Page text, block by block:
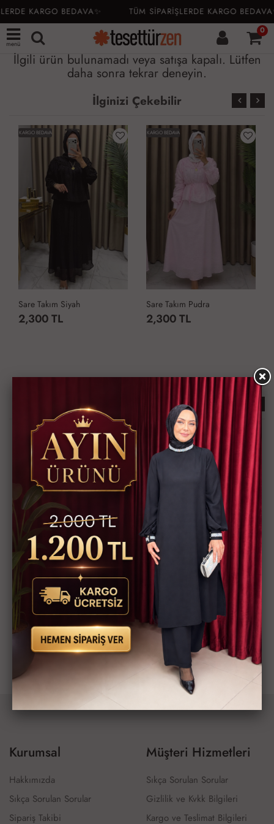
KARGO BEDAVA✨ TÜM SİPARİŞLERDE KARGO
menü
0
İlgili ürün bulunamadı veya satışa kapalı. Lütfen
daha sonra tekrar deneyin.
İlginizi Çekebilir
KARGO BEDAVA
Sare Takım Siyah
2,300 TL
KARGO BEDAVA
Sare Takım Pudra
2,300 TL
Çok Satan Ürünler
KARGO BEDAVA
Hadise Etek Takım Haki
3,990 TL
KARGO BEDAVA
Hadise Etek Takım Siyah
3,990 TL
Kurumsal
Hakkımızda
Sıkça Sorulan Sorular
Sipariş Takibi
Müşteri Hizmetleri
Sıkça Sorulan Sorular
Gizlilik ve Kvkk Bilgileri
Kargo ve Teslimat Bilgileri